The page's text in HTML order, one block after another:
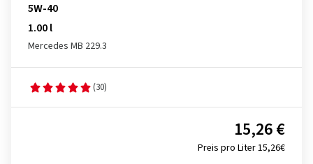
5W-40
1.00 l
Mercedes MB 229.3
(30)
Preis pro Liter 15,26€
15,26 €